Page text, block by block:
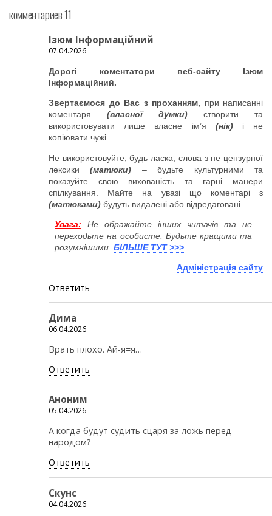
комментариев 11
Ізюм Інформаційний
07.04.2026
Дорогі коментатори веб-сайту Ізюм
Інформаційний.
Звертаємося до Вас з проханням, при написанні
коментаря (власної думки) створити та
використовувати лише власне ім’я (нік)і не
копіювати чужі.
Не використовуйте, будь ласка, слова з не цензурної
лексики(матюки) – будьте культурними та
показуйте свою вихованість та гарні манери
спілкування. Майте на увазі що коментарі з
(матюками) будуть видалені або відредаговані.
Увага:
Не ображайте інших читачів та не
переходьте на особисте. Будьте кращими та
розумнішими. БІЛЬШЕ ТУТ >>>
Адміністрація сайту
Ответить
Дима
06.04.2026
Врать плохо. Ай-я=я…
Ответить
Аноним
05.04.2026
А когда будут судить сцаря за ложь перед
народом?
Ответить
Скунс
04.04.2026